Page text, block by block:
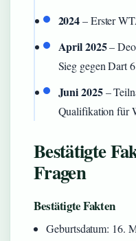
2024– Erster
April 2025–
Sieg gegen Dart
Juni 2025–
Qualifikation für
Bestätigte
Fragen
Bestätigte Fakten
Geburtsdatum: 16.